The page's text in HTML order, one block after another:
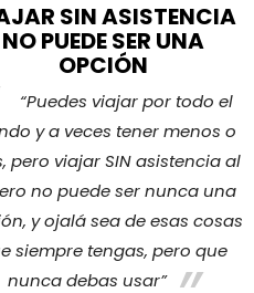
SIN ASISTENCIA
NO PUEDE SER UNA
OPCIÓN
“Puedes viajar por todo el
y a veces tener menos o
pero viajar SIN asistencia al
no puede ser nunca una
y ojalá sea de esas cosas
siempre tengas, pero que
nunca debas usar”